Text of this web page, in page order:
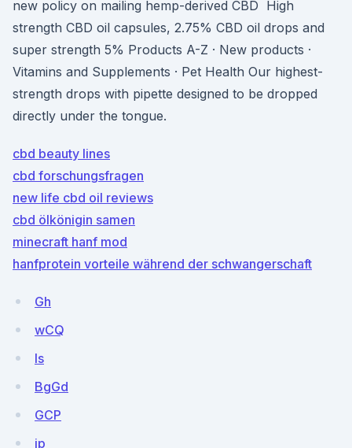
new policy on mailing hemp-derived CBD High
strength CBD oil capsules, 2.75% CBD oil drops and
super strength 5% Products A-Z · New products ·
Vitamins and Supplements · Pet Health Our highest-
strength drops with pipette designed to be dropped
directly under the tongue.
cbd beauty lines
cbd forschungsfragen
new life cbd oil reviews
cbd ölkönigin samen
minecraft hanf mod
hanfprotein vorteile während der schwangerschaft
Gh
wCQ
Is
BgGd
GCP
jp